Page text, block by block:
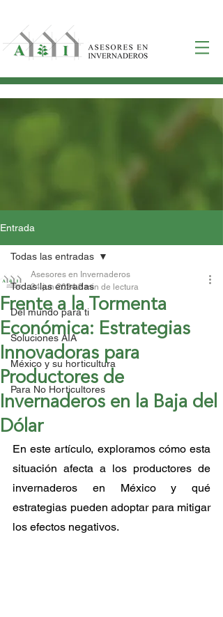
Entrada
Todas las entradas
Del mundo para ti
Soluciones AIA
México y su horticultura
Para No Horticultores
Todas las entradas
Frente a la Tormenta
Económica: Estrategias
Innovadoras para
Productores de
Invernaderos en la Baja del
Dólar
Asesores en Invernaderos
24 jun 2024 2 min de lectura
En este artículo, exploramos cómo esta
situación afecta a los productores de
invernaderos en México y qué
estrategias pueden adoptar para mitigar
los efectos negativos.